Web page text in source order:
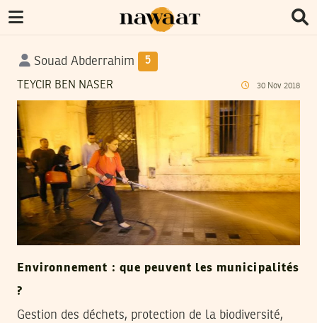
Souad Abderrahim 5
TEYCIR BEN NASER 30 Nov 2018
Environnement : que peuvent les municipalités
?
Gestion des déchets, protection de la biodiversité,